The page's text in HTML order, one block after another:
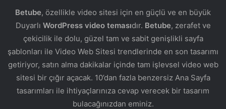
Betube, özellikle video sitesi için en güçlü ve en büyük
Duyarlı WordPress video temasıdır. Betube, zerafet ve
çekicilik ile dolu, güzel tam ve sabit genişlikli sayfa
şablonları ile Video Web Sitesi trendlerinde en son tasarımı
getiriyor, satın alma dakikalar içinde tam işlevsel video web
sitesi bir çığır açacak. 10’dan fazla benzersiz Ana Sayfa
tasarımları ile ihtiyaçlarınıza cevap verecek bir tasarım
bulacağınızdan eminiz.